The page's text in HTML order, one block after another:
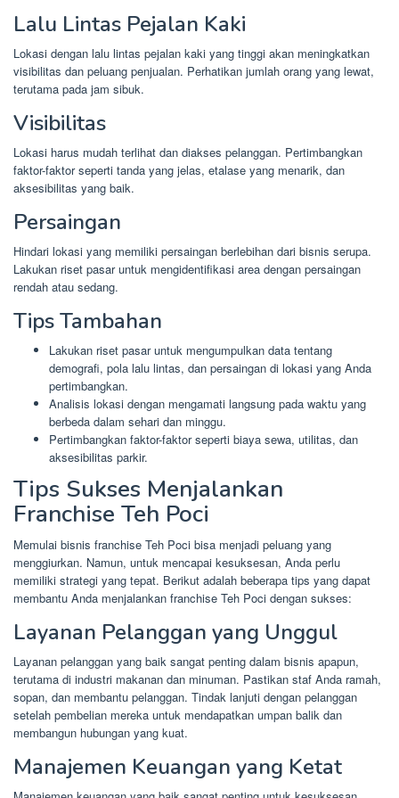
Lalu Lintas Pejalan Kaki
Lokasi dengan lalu lintas pejalan kaki yang tinggi akan meningkatkan
visibilitas dan peluang penjualan. Perhatikan jumlah orang yang lewat,
terutama pada jam sibuk.
Visibilitas
Lokasi harus mudah terlihat dan diakses pelanggan. Pertimbangkan
faktor-faktor seperti tanda yang jelas, etalase yang menarik, dan
aksesibilitas yang baik.
Persaingan
Hindari lokasi yang memiliki persaingan berlebihan dari bisnis serupa.
Lakukan riset pasar untuk mengidentifikasi area dengan persaingan
rendah atau sedang.
Tips Tambahan
Lakukan riset pasar untuk mengumpulkan data tentang
demografi, pola lalu lintas, dan persaingan di lokasi yang Anda
pertimbangkan.
Analisis lokasi dengan mengamati langsung pada waktu yang
berbeda dalam sehari dan minggu.
Pertimbangkan faktor-faktor seperti biaya sewa, utilitas, dan
aksesibilitas parkir.
Tips Sukses Menjalankan
Franchise Teh Poci
Memulai bisnis franchise Teh Poci bisa menjadi peluang yang
menggiurkan. Namun, untuk mencapai kesuksesan, Anda perlu
memiliki strategi yang tepat. Berikut adalah beberapa tips yang dapat
membantu Anda menjalankan franchise Teh Poci dengan sukses:
Layanan Pelanggan yang Unggul
Layanan pelanggan yang baik sangat penting dalam bisnis apapun,
terutama di industri makanan dan minuman. Pastikan staf Anda ramah,
sopan, dan membantu pelanggan. Tindak lanjuti dengan pelanggan
setelah pembelian mereka untuk mendapatkan umpan balik dan
membangun hubungan yang kuat.
Manajemen Keuangan yang Ketat